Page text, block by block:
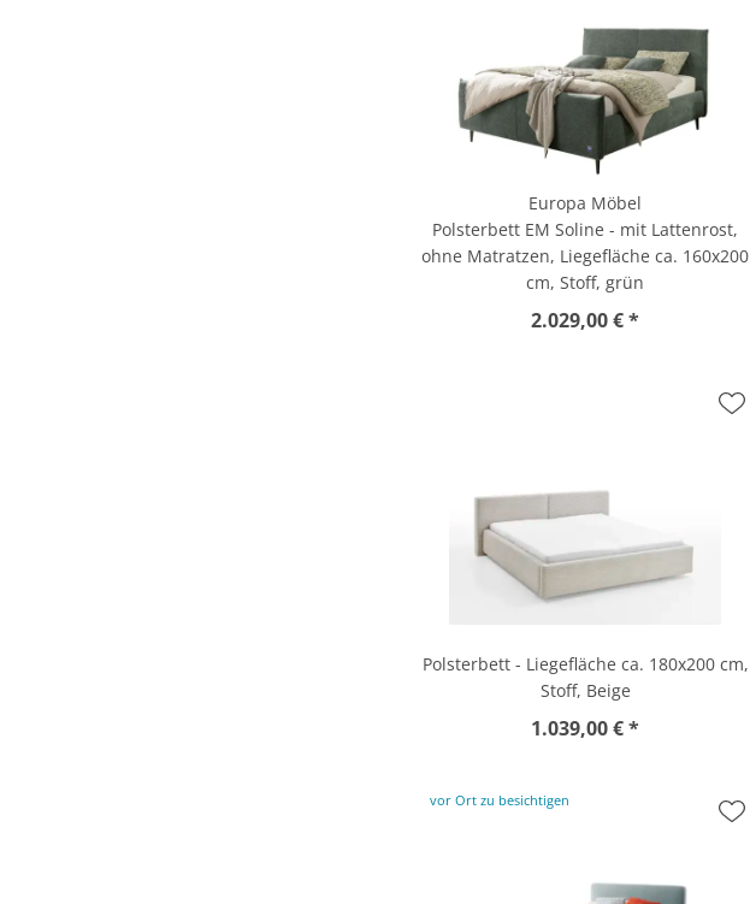
Europa Möbel
Polsterbett EM Soline - mit Lattenrost,
ohne Matratzen, Liegefläche ca. 160x200
cm, Stoff, grün
2.029,00 € *
Polsterbett - Liegefläche ca. 180x200 cm,
Stoff, Beige
1.039,00 € *
vor Ort zu besichtigen